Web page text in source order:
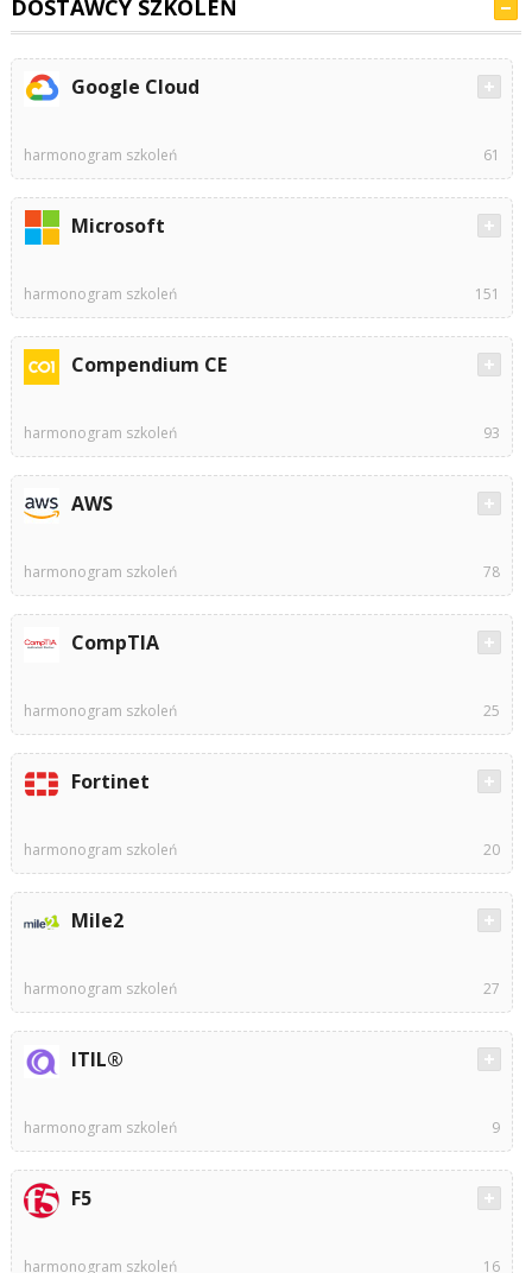
DOSTAWCY SZKOLEŃ
Google Cloud
harmonogram szkoleń 61
Microsoft
harmonogram szkoleń 151
Compendium CE
harmonogram szkoleń 93
AWS
harmonogram szkoleń 78
CompTIA
harmonogram szkoleń 25
Fortinet
harmonogram szkoleń 20
Mile2
harmonogram szkoleń 27
ITIL®
harmonogram szkoleń 9
F5
harmonogram szkoleń 16